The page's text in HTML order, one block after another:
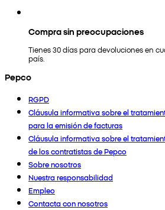
Compra sin preocupaciones
Tienes 30 días para devoluciones en
país.
Pepco
RGPD
Cláusula informativa sobre el
para la emisión de facturas
Cláusula informativa sobre el
de los contratistas de Pepco
Sobre nosotros
Nuestra responsabilidad
Empleo
Contacta con nosotros